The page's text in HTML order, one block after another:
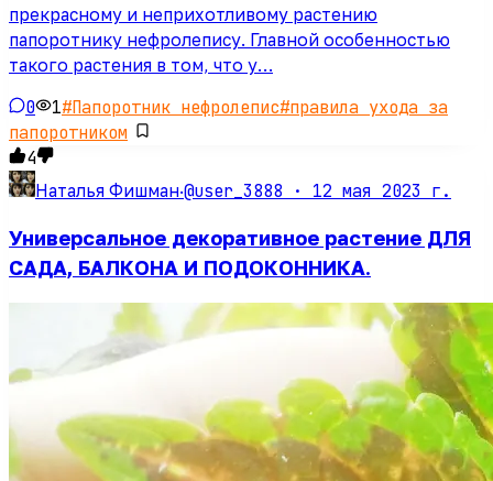
прекрасному и неприхотливому растению
папоротнику нефролепису. Главной особенностью
такого растения в том, что у…
0 1#Папоротник нефролепис#правила ухода за
папоротником
4
Наталья Фишман·@user_3888 · 12 мая 2023 г.
Универсальное декоративное растение ДЛЯ
САДА, БАЛКОНА И ПОДОКОННИКА.